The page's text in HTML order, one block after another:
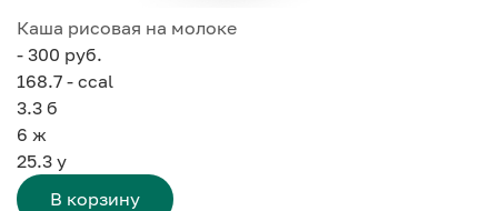
Каша рисовая на молоке
- 300 руб.
168.7 - ccal
3.3 б
6 ж
25.3 у
В корзину